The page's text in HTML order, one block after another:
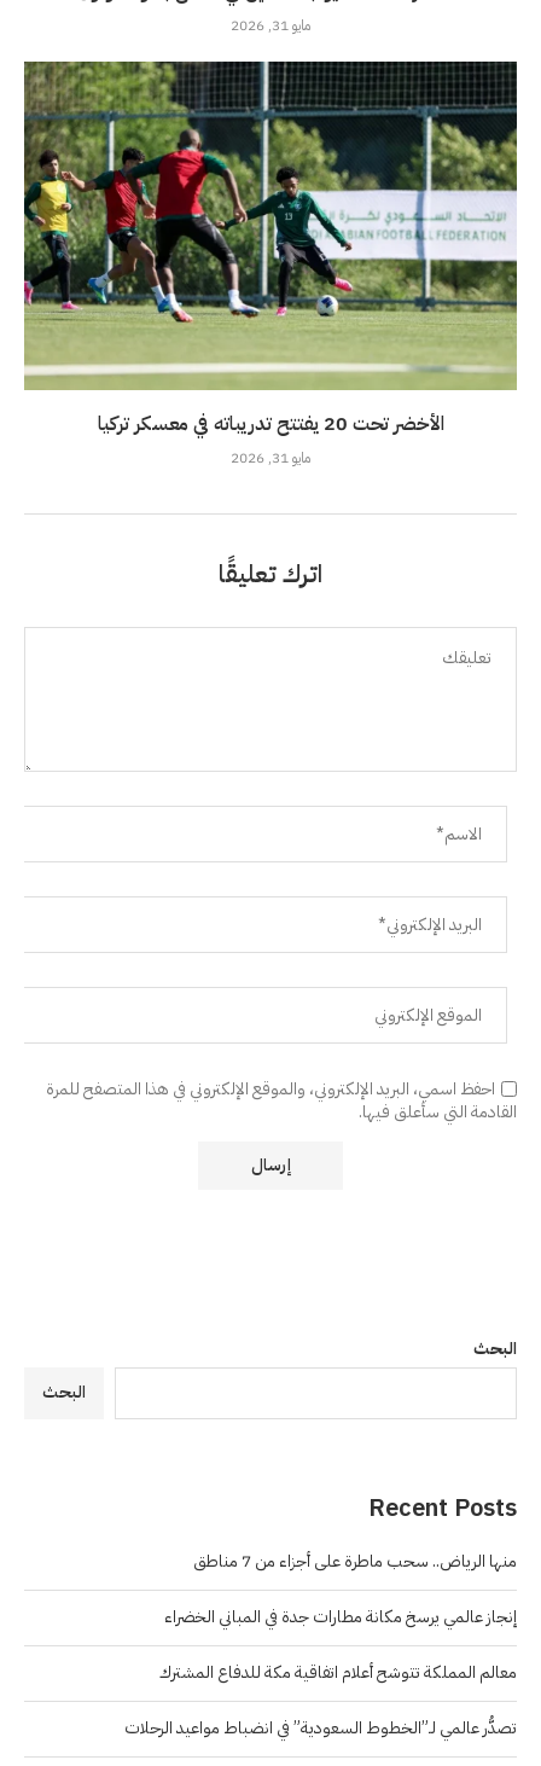
مايو 31, 2026
الأخضر تحت 20 يفتتح تدريباته في معسكر تركيا
مايو 31, 2026
اترك تعليقًا
احفظ اسمي، البريد الإلكتروني، والموقع الإلكتروني في هذا المتصفح للمرة
القادمة التي سأعلق فيها.
البحث
البحث
Recent Posts
منها الرياض.. سحب ماطرة على أجزاء من 7 مناطق
إنجاز عالمي يرسخ مكانة مطارات جدة في المباني الخضراء
معالم المملكة تتوشح أعلام اتفاقية مكة للدفاع المشترك
تصدُّر عالمي لـ”الخطوط السعودية” في انضباط مواعيد الرحلات